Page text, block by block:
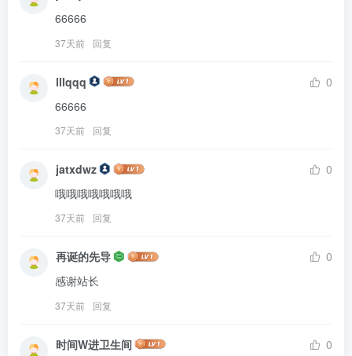
66666
37天前 回复
lllqqq
0
66666
37天前 回复
jatxdwz
0
哦哦哦哦哦哦哦
37天前 回复
再诞的先导
0
感谢站长
37天前 回复
时间W进卫生间
0